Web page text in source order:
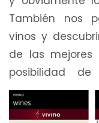
También nos
vinos y
de las
posibilidad